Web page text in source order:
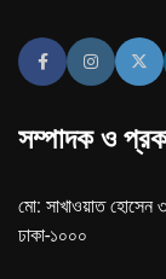
সম্পাদক ও
মো: সাখাওয়াত হোসেন
ঢাকা-১০০০